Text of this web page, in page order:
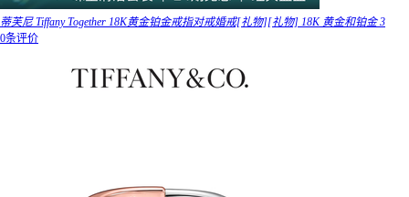
蒂芙尼 Tiffany Together 18K黄金铂金戒指对戒婚戒[礼物][礼物] 18K 黄金和铂金 3
0条评价